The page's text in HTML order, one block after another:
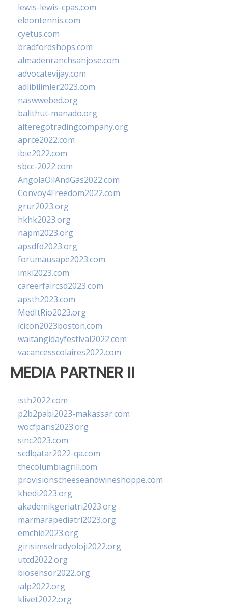
lewis-lewis-cpas.com
eleontennis.com
cyetus.com
bradfordshops.com
almadenranchsanjose.com
advocatevijay.com
adlibilimler2023.com
naswwebed.org
balithut-manado.org
alteregotradingcompany.org
aprce2022.com
ibie2022.com
sbcc-2022.com
AngolaOilAndGas2022.com
Convoy4Freedom2022.com
grur2023.org
hkhk2023.org
napm2023.org
apsdfd2023.org
forumausape2023.com
imkl2023.com
careerfaircsd2023.com
apsth2023.com
MedItRio2023.org
lcicon2023boston.com
waitangidayfestival2022.com
vacancesscolaires2022.com
MEDIA PARTNER II
isth2022.com
p2b2pabi2023-makassar.com
wocfparis2023.org
sinc2023.com
scdlqatar2022-qa.com
thecolumbiagrill.com
provisionscheeseandwineshoppe.com
khedi2023.org
akademikgeriatri2023.org
marmarapediatri2023.org
emchie2023.org
girisimselradyoloji2022.org
utcd2022.org
biosensor2022.org
ialp2022.org
klivet2022.org